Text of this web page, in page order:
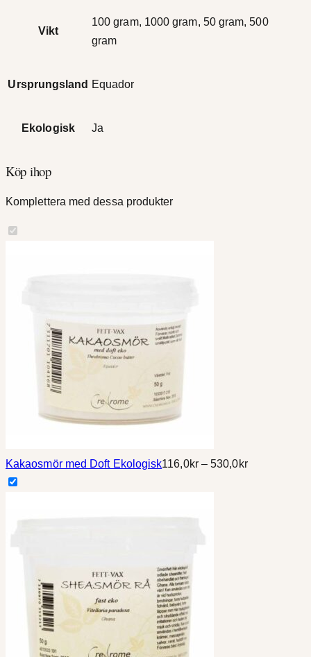
Vikt
100 gram, 1000 gram, 50 gram, 500
gram
Ursprungsland Equador
Ekologisk Ja
Köp ihop
Komplettera med dessa produkter
Kakaosmör med Doft Ekologisk116,0kr – 530,0krPrisintervall: